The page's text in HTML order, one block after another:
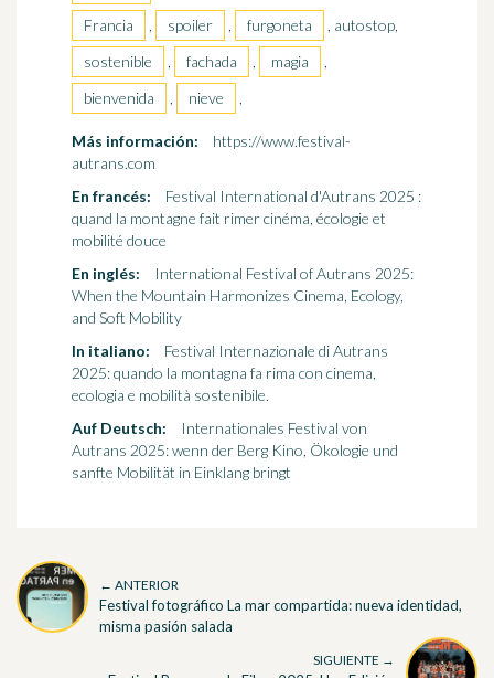
Francia
, spoiler , furgoneta
, autostop,
sostenible
, fachada , magia
,
bienvenida
, nieve ,
Más información:
https://www.festival-
autrans.com
En francés:
Festival International d'Autrans 2025 :
quand la montagne fait rimer cinéma, écologie et
mobilité douce
En inglés:
International Festival of Autrans 2025:
When the Mountain Harmonizes Cinema, Ecology,
and Soft Mobility
In italiano:
Festival Internazionale di Autrans
2025: quando la montagna fa rima con cinema,
ecologia e mobilità sostenibile.
Auf Deutsch:
Internationales Festival von
Autrans 2025: wenn der Berg Kino, Ökologie und
sanfte Mobilität in Einklang bringt
← ANTERIOR
Festival fotográfico La mar compartida: nueva identidad,
misma pasión salada
SIGUIENTE →